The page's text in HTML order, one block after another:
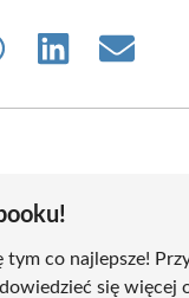
Share
Share
co najlepsze!
się